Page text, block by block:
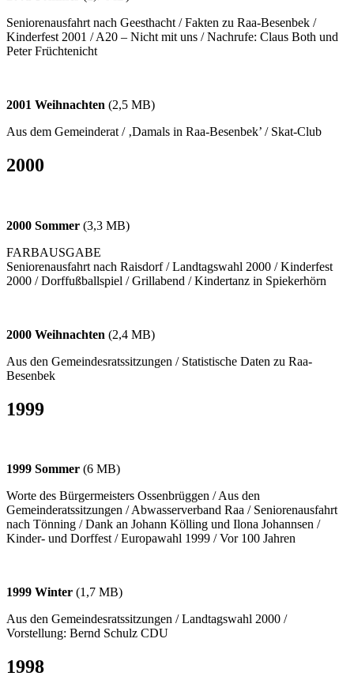
Seniorenausfahrt nach Geesthacht / Fakten zu Raa-Besenbek /
Kinderfest 2001 / A20 – Nicht mit uns / Nachrufe: Claus Both und
Peter Früchtenicht
2001 Weihnachten (2,5 MB)
Aus dem Gemeinderat / ‚Damals in Raa-Besenbek’ / Skat-Club
2000
2000 Sommer (3,3 MB)
FARBAUSGABE
Seniorenausfahrt nach Raisdorf / Landtagswahl 2000 / Kinderfest
2000 / Dorffußballspiel / Grillabend / Kindertanz in Spiekerhörn
2000 Weihnachten (2,4 MB)
Aus den Gemeindesratssitzungen / Statistische Daten zu Raa-
Besenbek
1999
1999 Sommer (6 MB)
Worte des Bürgermeisters Ossenbrüggen / Aus den
Gemeinderatssitzungen / Abwasserverband Raa / Seniorenausfahrt
nach Tönning / Dank an Johann Kölling und Ilona Johannsen /
Kinder- und Dorffest / Europawahl 1999 / Vor 100 Jahren
1999 Winter (1,7 MB)
Aus den Gemeindesratssitzungen / Landtagswahl 2000 /
Vorstellung: Bernd Schulz CDU
1998